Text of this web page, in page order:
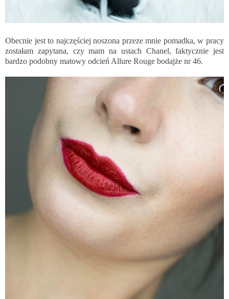
Obecnie jest to najczęściej noszona przeze mnie pomadka, w pracy
zostałam zapytana, czy mam na ustach Chanel, faktycznie jest
bardzo podobny matowy odcień Allure Rouge bodajże nr 46.